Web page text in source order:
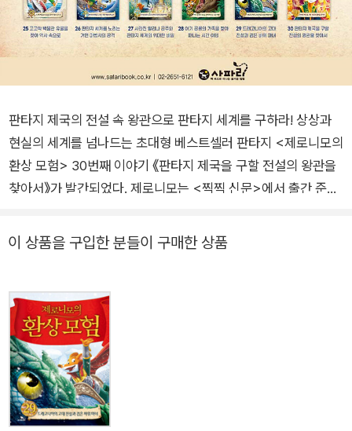
판타지 제국의 전설 속 왕관으로 판타지 세계를 구하라! 상상과
현실의 세계를 넘나드는 초대형 베스트셀러 판타지 <제로니모의
환상 모험> 30번째 이야기 《판타지 제국을 구할 전설의 왕관을
찾아서》가 발간되었다. 제로니모는 <찍찍 신문>에서 출간 준비
지 세계로 빨려 들어간다. 그리고 어느 때보다 심각한 위기에 빠
험을 무릅쓰고 플로리아 여왕님의 딸 알리나 공주, 용 조련사이자
알리나 공주의 수호 기사인 로리안와 함께 판타지 제국을 부활시
킬 전설 속 왕관을 찾아 떠난다. 언제나 창의적인 이야기와 상상
이상의 전개로 무한한 판타지 세계를 소개해 온 <제로니모의 환
상 모험>은 이번에도 특별한 이야기로 어린이 독자들에게 재미
와 기쁨을 선사한다. 특히 만화를 보는 듯, 게임을 하는 듯 입체감
이 상품을 구입한 분들이 구매한 상품